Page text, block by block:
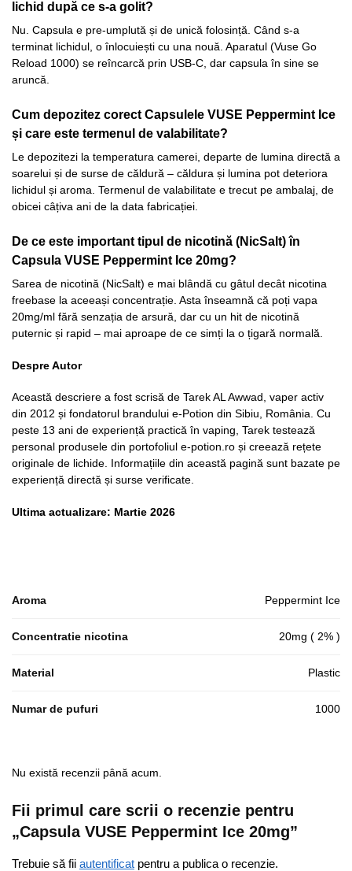
lichid după ce s-a golit?
Nu. Capsula e pre-umplută și de unică folosință. Când s-a
terminat lichidul, o înlocuiești cu una nouă. Aparatul (Vuse Go
Reload 1000) se reîncarcă prin USB-C, dar capsula în sine se
aruncă.
Cum depozitez corect Capsulele VUSE Peppermint Ice
și care este termenul de valabilitate?
Le depozitezi la temperatura camerei, departe de lumina directă a
soarelui și de surse de căldură – căldura și lumina pot deteriora
lichidul și aroma. Termenul de valabilitate e trecut pe ambalaj, de
obicei câțiva ani de la data fabricației.
De ce este important tipul de nicotină (NicSalt) în
Capsula VUSE Peppermint Ice 20mg?
Sarea de nicotină (NicSalt) e mai blândă cu gâtul decât nicotina
freebase la aceeași concentrație. Asta înseamnă că poți vapa
20mg/ml fără senzația de arsură, dar cu un hit de nicotină
puternic și rapid – mai aproape de ce simți la o țigară normală.
Despre Autor
Această descriere a fost scrisă de Tarek AL Awwad, vaper activ
din 2012 și fondatorul brandului e-Potion din Sibiu, România. Cu
peste 13 ani de experiență practică în vaping, Tarek testează
personal produsele din portofoliul e-potion.ro și creează rețete
originale de lichide. Informațiile din această pagină sunt bazate pe
experiență directă și surse verificate.
Ultima actualizare: Martie 2026
Aroma Peppermint Ice
Concentratie nicotina 20mg ( 2% )
Material Plastic
Numar de pufuri 1000
Nu există recenzii până acum.
Fii primul care scrii o recenzie pentru
„Capsula VUSE Peppermint Ice 20mg”
Trebuie să fii autentificat pentru a publica o recenzie.